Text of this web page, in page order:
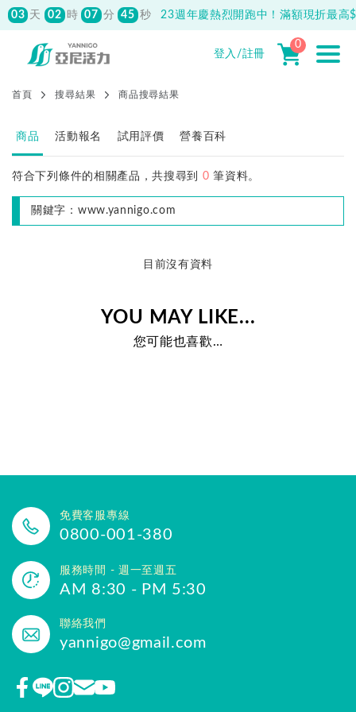
03 天 02 時 07 分 45 秒 23週年慶熱烈開跑中！滿額現折最高
登入/註冊
0
首頁 搜尋結果 商品搜尋結果
商品 活動報名 試用評價 營養百科
符合下列條件的相關產品，共搜尋到 0 筆資料。
關鍵字： www.yannigo.com
目前沒有資料
YOU MAY LIKE...
您可能也喜歡…
免費客服專線
0800-001-380
服務時間 - 週一至週五
AM 8:30 - PM 5:30
聯絡我們
yannigo@gmail.com